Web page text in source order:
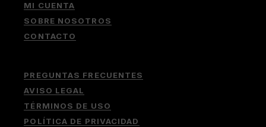
MI CUENTA
SOBRE NOSOTROS
CONTACTO
PREGUNTAS FRECUENTES
AVISO LEGAL
TÉRMINOS DE USO
POLÍTICA DE PRIVACIDAD